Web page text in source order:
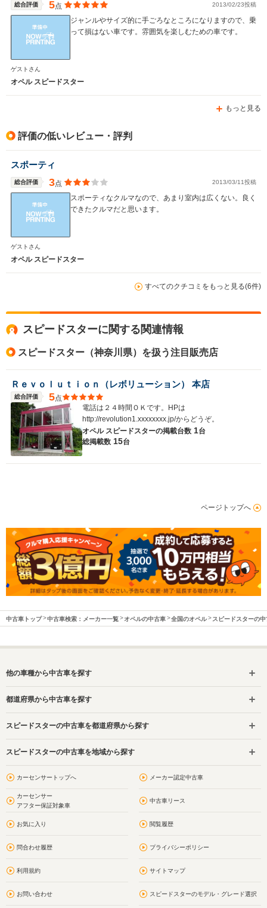
総合評価 5点 2013/02/23投稿
ジャンルやサイズ的に手ごろなところになりますので、乗
って損はない車です。雰囲気を楽しむための車です。
ゲストさん
オペル スピードスター
もっと見る
評価の低いレビュー・評判
スポーティ
総合評価 3点 2013/03/11投稿
スポーティなクルマなので、あまり室内は広くない。良く
できたクルマだと思います。
ゲストさん
オペル スピードスター
すべてのクチコミをもっと見る(6件)
スピードスターに関する関連情報
スピードスター（神奈川県）を扱う注目販売店
Ｒｅｖｏｌｕｔｉｏｎ（レボリューション） 本店
総合評価 5点
電話は２４時間ＯＫです。HPは
http://revolution1.xxxxxxxx.jp/からどうぞ。
オペル スピードスターの掲載台数 1台
総掲載数 15台
ページトップへ
中古車トップ 中古車検索：メーカー一覧 オペルの中古車 全国のオペル スピードスターの中
他の車種から中古車を探す
都道府県から中古車を探す
スピードスターの中古車を都道府県から探す
スピードスターの中古車を地域から探す
カーセンサートップへ メーカー認定中古車
カーセンサー
アフター保証対象車
中古車リース
お気に入り 閲覧履歴
問合わせ履歴 プライバシーポリシー
利用規約 サイトマップ
お問い合わせ スピードスターのモデル・グレード選択